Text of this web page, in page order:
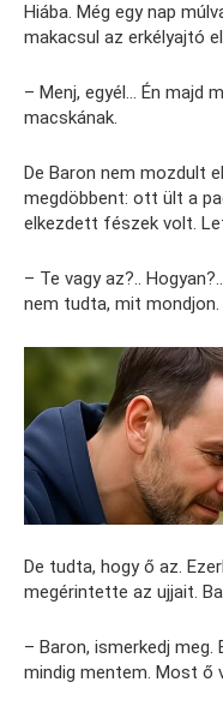
Hiába. Még egy nap
makacsul az erkélyajtó
– Menj, egyél… Én majd
macskának.
De Baron nem mozdult
megdöbbent: ott ült a
elkezdett fészek volt.
– Te vagy az?..
nem tudta, mit mondjon.
De tudta, hogy ő az.
megérintette az ujjait.
– Baron, ismerkedj meg.
mindig mentem. Most ő